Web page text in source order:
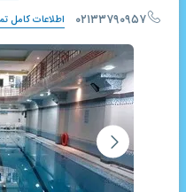
۰۲۱۳۳۷۹۰۹۵۷ اطلاعات کامل